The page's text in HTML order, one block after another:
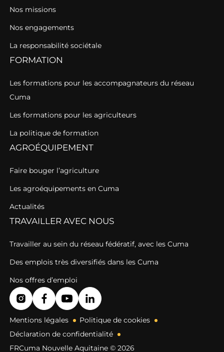
Nos missions
Nos engagements
La responsabilité sociétale
FORMATION
Les formations pour les accompagnateurs du réseau
Cuma
Les formations pour les agriculteurs
La politique de formation
AGROÉQUIPEMENT
Faire bouger l’agriculture
Les agroéquipements en Cuma
Actualités
TRAVAILLER AVEC NOUS
Travailler au sein du réseau fédératif, avec les Cuma
Des emplois très diversifiés dans les Cuma
Nos offres d’emploi
Mentions légales
Politique de cookies
Déclaration de confidentialité
FRCuma Nouvelle Aquitaine © 2026